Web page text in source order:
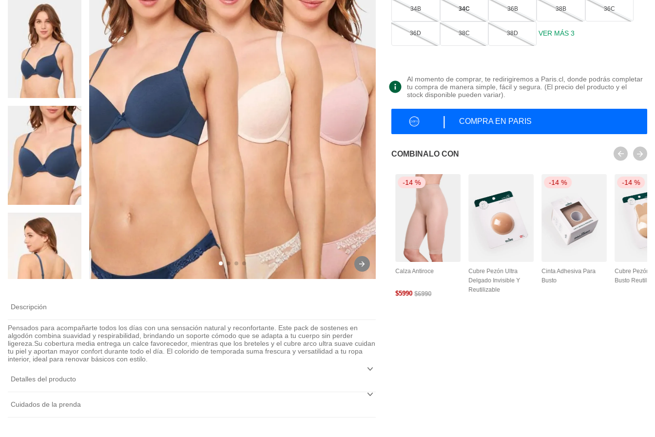
colaless
. pack
Descripción
Pensados para acompañarte todos los días con una sensación natural y reconfortante. Este pack de sostenes en
algodón combina suavidad y respirabilidad, brindando un soporte cómodo que se adapta a tu cuerpo sin perder
ligereza.Su cobertura media entrega un calce favorecedor, mientras que los breteles y el cubre arco ultra suave cuidan
tu piel y aportan mayor confort durante todo el día. El colorido de temporada suma frescura y versatilidad a tu ropa
interior, ideal para renovar básicos con estilo.
Detalles del producto
Cuidados de la prenda
34B 34C 36B 38B 36C
36D 38C 38D VER MÁS 3
Al momento de comprar, te redirigiremos a Paris.cl, donde podrás completar
tu compra de manera simple, fácil y segura. (El precio del producto y el
stock disponible pueden variar).
| COMPRA EN PARIS
COMBINALO CON
Calza Antiroce
Cubre Pezón Ultra
Delgado Invisible Y
Cinta Adhesiva Para
Busto
Cubre Pezón Levanta
Busto Reutilizable
-14 %
Calza Antiroce
$5990 $6990
Cubre Pezón Ultra
Delgado Invisible Y
Reutilizable
-14 %
Cinta Adhesiva Para
Busto
-14 %
Cubre Pezón
Busto